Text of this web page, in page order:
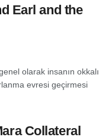
Earl and the
olarak insanın okkalı
evresi geçirmesi
Collateral